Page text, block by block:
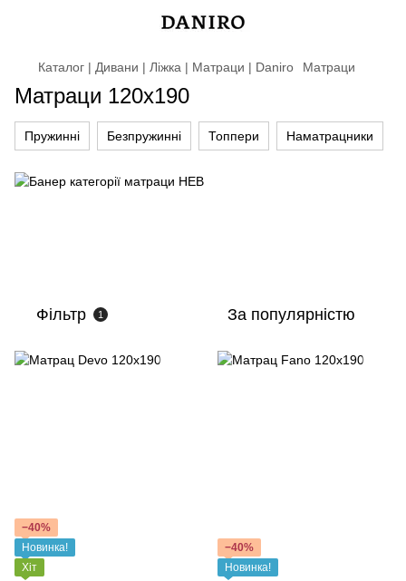
Каталог | Дивани | Ліжка | Матраци | Daniro Матраци
Матраци 120х190
Пружинні Безпружинні Топпери Наматрацники
Фільтр 1 За популярністю
−40%
Новинка!
Хіт
−40%
Новинка!